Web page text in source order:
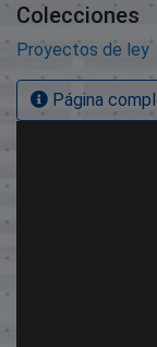
Colecciones
Proyectos de ley
Página